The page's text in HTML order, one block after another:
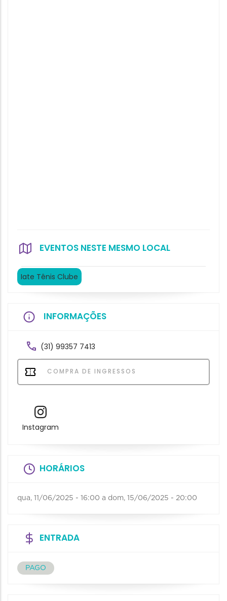
EVENTOS NESTE MESMO LOCAL
Iate Tênis Clube
INFORMAÇÕES
(31) 99357 7413
COMPRA DE INGRESSOS
Instagram
HORÁRIOS
qua, 11/06/2025 - 16:00 a dom, 15/06/2025 - 20:00
ENTRADA
PAGO